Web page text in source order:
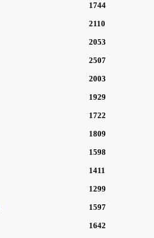
1744
2110
2053
2507
2003
1929
1722
1809
1598
1411
1299
1597
1642